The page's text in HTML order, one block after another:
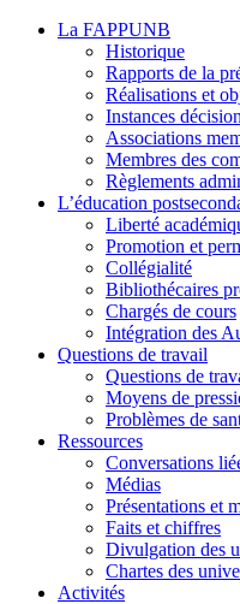
La FAPPUNB
Historique
Rapports de la
Réalisations et
Instances
Associations
Membres des
Règlements
L’éducation
Liberté
Promotion et
Collégialité
Bibliothécaires
Chargés de cours
Intégration des
Questions de travail
Questions de
Moyens de
Problèmes de
Ressources
Conversations
Médias
Présentations et
Faits et chiffres
Divulgation des
Chartes des
Activités